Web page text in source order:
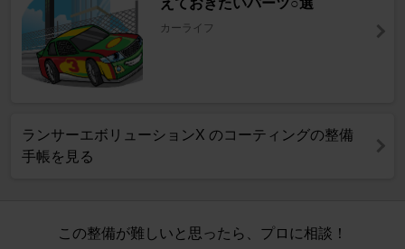
カーライフ
ランサーエボリューションX のコーティングの整備
手帳を見る
この整備が難しいと思ったら、プロに相談！